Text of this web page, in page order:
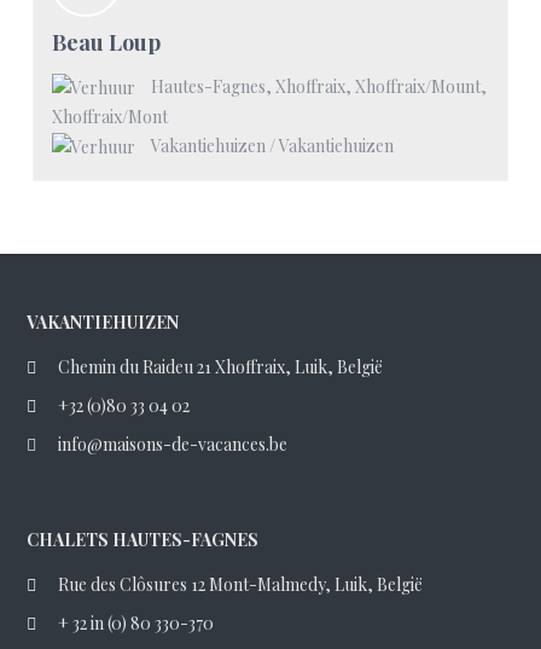
Beau Loup
Hautes-Fagnes, Xhoffraix, Xhoffraix/Mount,
Xhoffraix/Mont
Vakantiehuizen/Vakantiehuizen
VAKANTIEHUIZEN
Chemin du Raideu 21 Xhoffraix, Luik, België
+32 (0)80 33 04 02
info@maisons-de-vacances.be
CHALETS HAUTES-FAGNES
Rue des Clôsures 12 Mont-Malmedy, Luik, België
+ 32 in (0) 80 330-370